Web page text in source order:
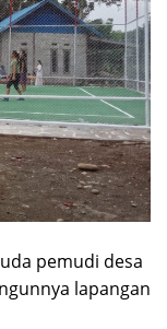
pemudi desa
lapangan